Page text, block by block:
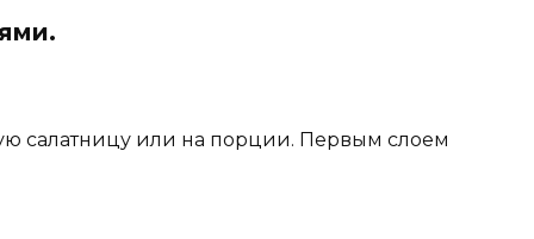
салатницу или на порции. Первым слоем